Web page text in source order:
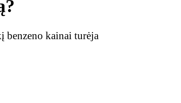
benzeno kainai turėja